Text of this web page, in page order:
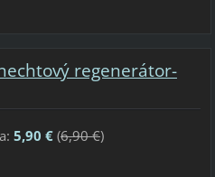
regenerátor-
5,90 €(6,90 €)